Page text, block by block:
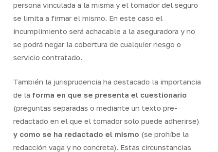
persona vinculada a la misma y el tomador del seguro
se limita a firmar el mismo. En este caso el
incumplimiento será achacable a la aseguradora y no
se podrá negar la cobertura de cualquier riesgo o
servicio contratado.
También la jurisprudencia ha destacado la importancia
de la forma en que se presenta el cuestionario
(preguntas separadas o mediante un texto pre-
redactado en el que el tomador solo puede adherirse)
y como se ha redactado el mismo (se prohíbe la
redacción vaga y no concreta). Estas circunstancias